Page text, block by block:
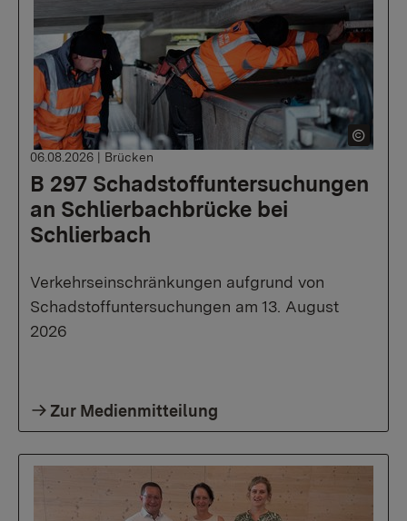
B 297 Schadstoffuntersuchungen
an Schlierbachbrücke bei
Schlierbach
06.08.2026 | Brücken
Verkehrseinschränkungen aufgrund von
Schadstoffuntersuchungen am 13. August
2026
Zur Medienmitteilung